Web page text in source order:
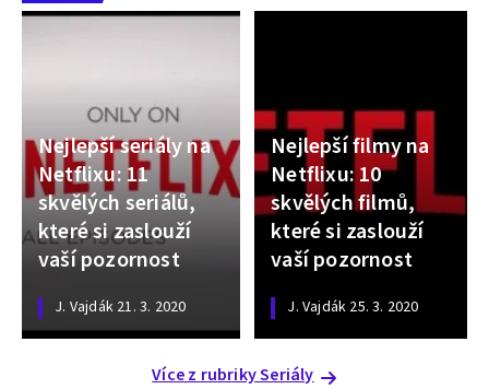
Nejlepší seriály na
Netflixu: 11
skvělých seriálů,
které si zaslouží
vaší pozornost
J. Vajdák 21. 3. 2020
Nejlepší filmy na
Netflixu: 10
skvělých filmů,
které si zaslouží
vaší pozornost
J. Vajdák 25. 3. 2020
Více z rubriky Seriály